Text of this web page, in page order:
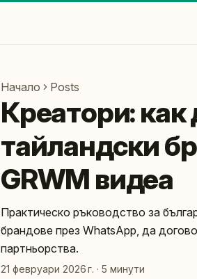
Начало Posts
Креатори: как
тайландски
GRWM видеа
Практическо ръководство за
брандове през WhatsApp, да
партньорства.
21 февруари 2026 г. · 5 минути